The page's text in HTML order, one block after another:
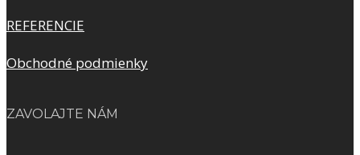
REFERENCIE
Obchodné podmienky
ZAVOLAJTE NÁM